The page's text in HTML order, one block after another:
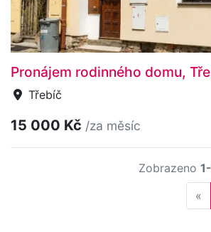
Pronájem rodinného domu,
Třebíč
15 000 Kč /za měsíc
Zobrazeno
«